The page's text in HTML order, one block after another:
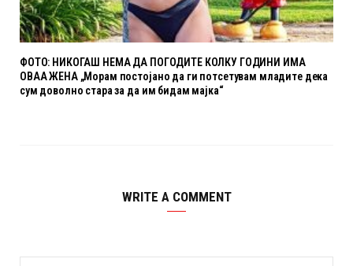
ФОТО: НИКОГАШ НЕМА ДА ПОГОДИТЕ КОЛКУ ГОДИНИ ИМА
ОВАА ЖЕНА „Морам постојано да ги потсетувам младите дека
сум доволно стара за да им бидам мајка“
WRITE A COMMENT